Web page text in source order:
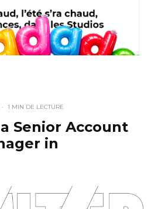
· 1 MIN DE LECTURE
Senior Account
in